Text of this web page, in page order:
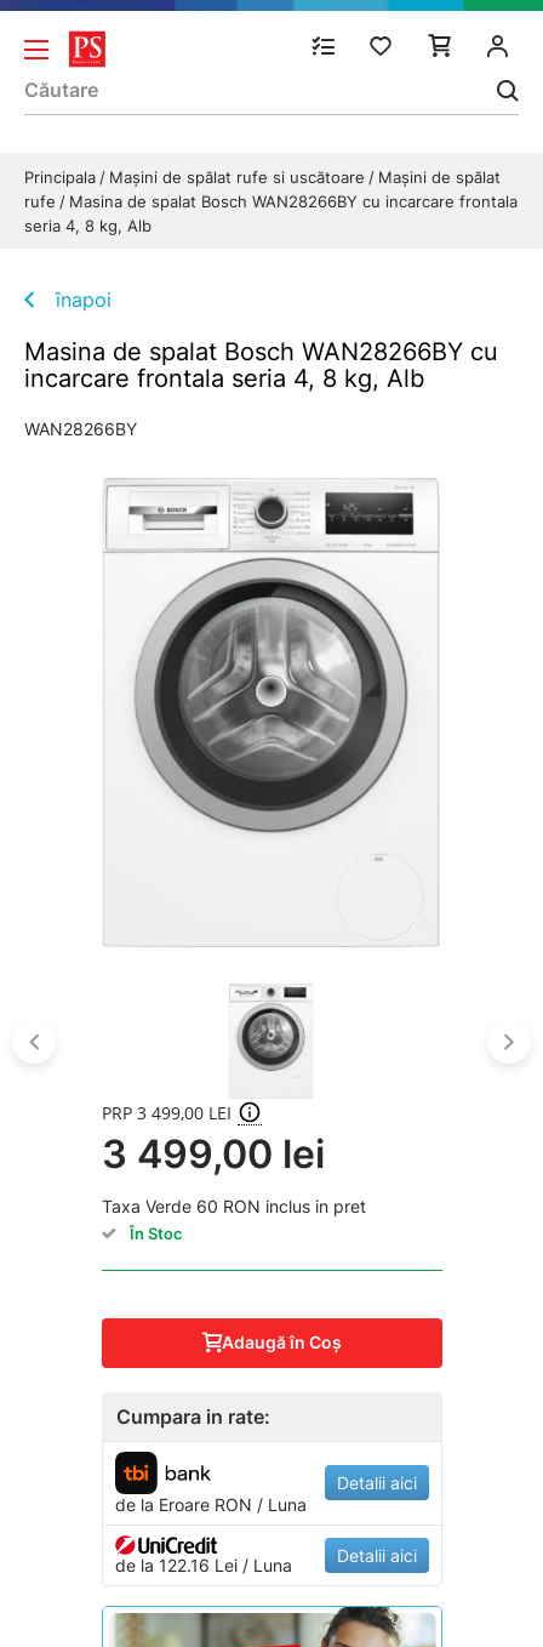
Principala Mașini de spălat rufe si uscătoare
Mașini de spălat
rufe
Masina de spalat Bosch WAN28266BY cu incarcare frontala
seria 4, 8 kg, Alb
înapoi
Masina de spalat Bosch WAN28266BY cu
incarcare frontala seria 4, 8 kg, Alb
WAN28266BY
PRP 3 499,00 LEI
3 499,00 lei
Taxa Verde 60 RON inclus in pret
În Stoc
Adaugă în Coş
Cumpara in rate:
de la EroareRON / Luna
Detalii aici
de la 122.16 Lei / Luna Detalii aici